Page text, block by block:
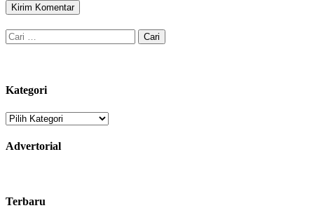
Cari
untuk:
Kategori
Kategori
Advertorial
Terbaru